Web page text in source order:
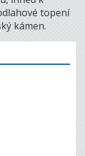
topení
kámen.